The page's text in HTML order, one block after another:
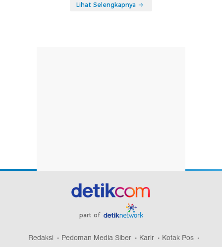
Lihat Selengkapnya
part of
Redaksi Pedoman Media Siber Karir
Kotak Pos